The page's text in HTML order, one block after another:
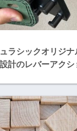
ラシックオリジ
計のレバーアクシ